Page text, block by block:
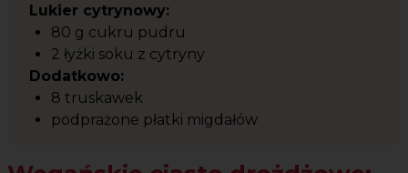
Lukier cytrynowy:
80 g cukru pudru
2 łyżki soku z cytryny
Dodatkowo:
8 truskawek
podprażone płatki migdałów